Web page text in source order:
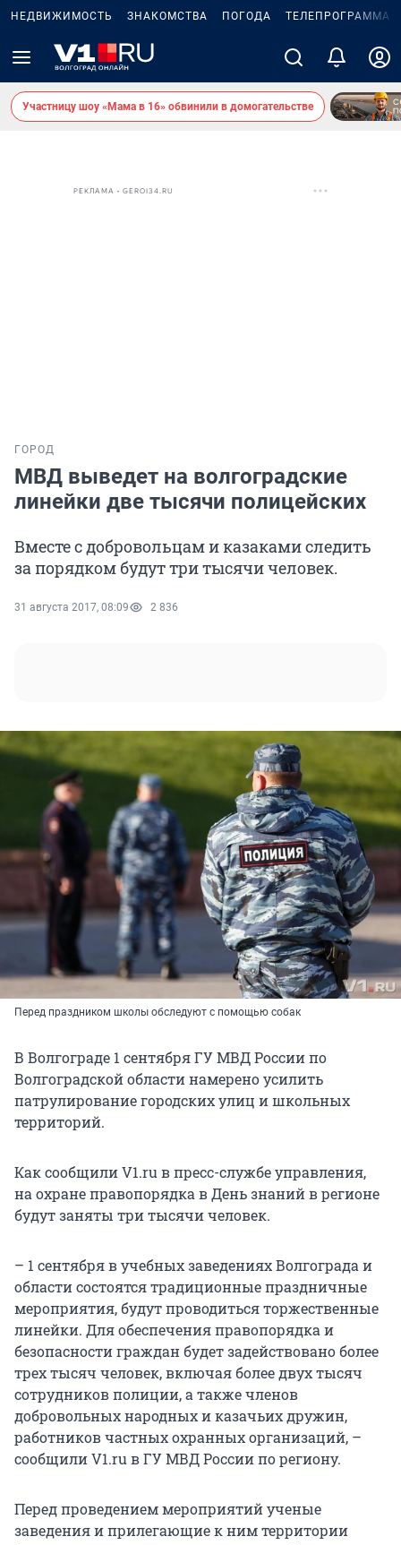
НЕДВИЖИМОСТЬ ЗНАКОМСТВА ПОГОДА ТЕЛЕПРОГРАММА
Участницу шоу «Мама в 16» обвинили в домогательстве
РЕКЛАМА • GEROI34.RU
ГОРОД
МВД выведет на волгоградские
линейки две тысячи полицейских
Вместе с добровольцам и казаками следить
за порядком будут три тысячи человек.
31 августа 2017, 08:09 2 836
Перед праздником школы обследуют с помощью собак
В Волгограде 1 сентября ГУ МВД России по
Волгоградской области намерено усилить
патрулирование городских улиц и школьных
территорий.
Как сообщили V1.ru в пресс-службе управления,
на охране правопорядка в День знаний в регионе
будут заняты три тысячи человек.
– 1 сентября в учебных заведениях Волгограда и
области состоятся традиционные праздничные
мероприятия, будут проводиться торжественные
линейки. Для обеспечения правопорядка и
безопасности граждан будет задействовано более
трех тысяч человек, включая более двух тысяч
сотрудников полиции, а также членов
добровольных народных и казачьих дружин,
работников частных охранных организаций, –
сообщили V1.ru в ГУ МВД России по региону.
Перед проведением мероприятий ученые
заведения и прилегающие к ним территории